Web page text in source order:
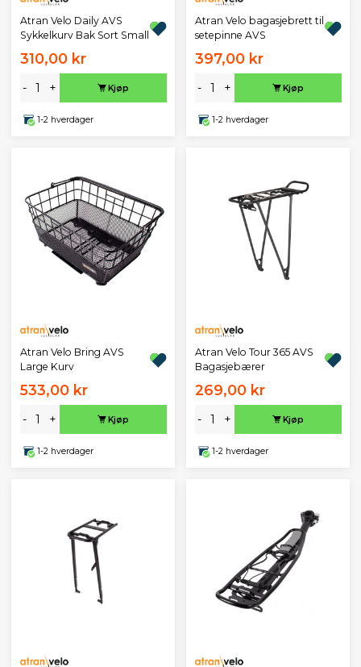
Atran Velo Daily AVS
Sykkelkurv Bak Sort Small
310,00 kr
- + Kjøp
1-2 hverdager
Atran Velo bagasjebrett til
setepinne AVS
397,00 kr
- + Kjøp
1-2 hverdager
Atran Velo Bring AVS
Large Kurv
533,00 kr
- + Kjøp
1-2 hverdager
Atran Velo Tour 365 AVS
Bagasjebærer
269,00 kr
- + Kjøp
1-2 hverdager